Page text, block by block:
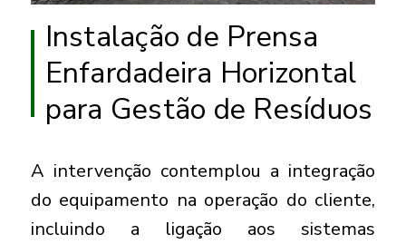
Instalação de Prensa
Enfardadeira Horizontal
para Gestão de Resíduos
A intervenção contemplou a integração
do equipamento na operação do cliente,
incluindo a ligação aos sistemas